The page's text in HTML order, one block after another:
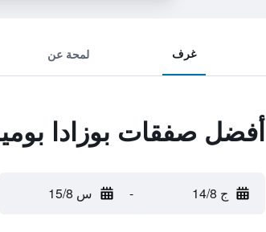
غرف لمحة عن
أفضل صفقات بوزادا
ج 14/8 - س 15/8